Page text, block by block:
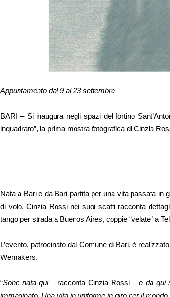
Appuntamento dal 9 al 23 settembre
BARI – Si inaugura negli spazi del fortino
inquadrato”, la prima mostra fotografica di Cinzia
Nata a Bari e da Bari partita per una vita passata in
di volo, Cinzia Rossi nei suoi scatti racconta
tango per strada a Buenos Aires, coppie “velate” a
L’evento, patrocinato dal Comune di Bari, è
Wemakers.
“Sono nata qui– racconta Cinzia Rossi –e da qui
immaginato. Una vita in uniforme in giro per il